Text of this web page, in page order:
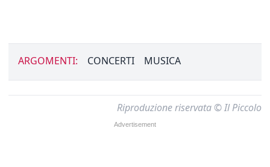
ARGOMENTI: CONCERTI MUSICA
Riproduzione riservata © Il Piccolo